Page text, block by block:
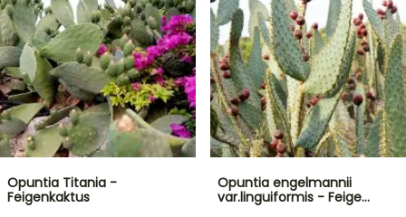
Opuntia Titania -
Feigenkaktus
Opuntia engelmannii
var.linguiformis - Feige…